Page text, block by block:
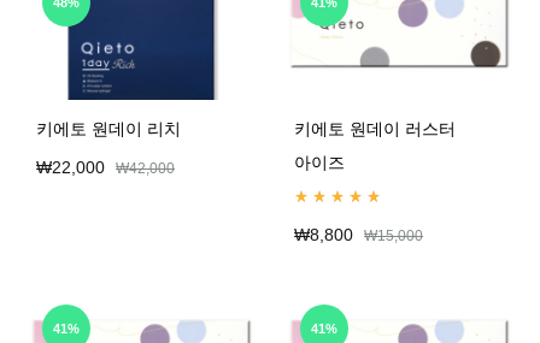
키에토 원데이 리치
₩22,000 ₩42,000
키에토 원데이 러스터
아이즈
₩8,800 ₩15,000
41% 41%